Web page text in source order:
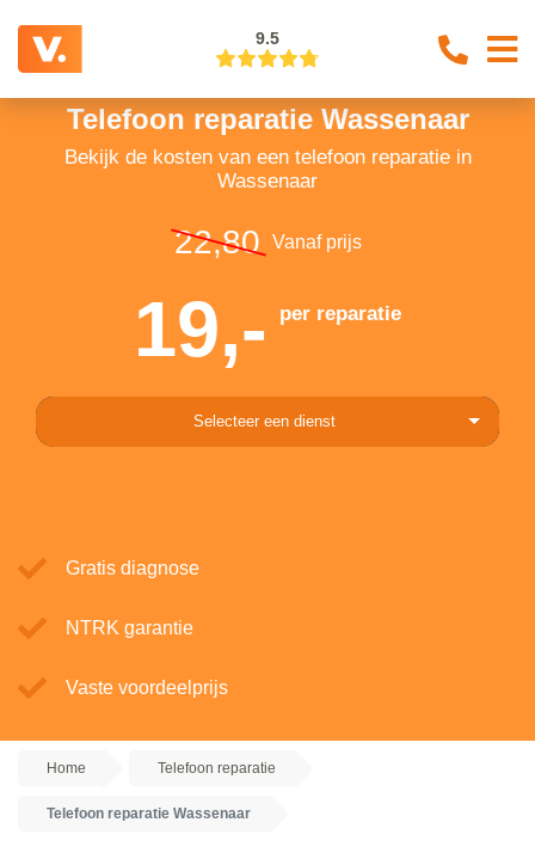
9.5
Telefoon reparatie Wassenaar
Bekijk de kosten van een telefoon reparatie in
Wassenaar
22,80 Vanaf prijs
19,- per reparatie
Selecteer een dienst
Gratis diagnose
NTRK garantie
Vaste voordeelprijs
Home Telefoon reparatie
Telefoon reparatie Wassenaar